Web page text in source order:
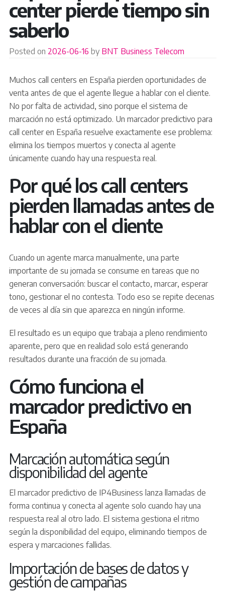
center pierde tiempo sin
saberlo
Posted on 2026-06-16 by BNT Business Telecom
Muchos call centers en España pierden oportunidades de
venta antes de que el agente llegue a hablar con el cliente.
No por falta de actividad, sino porque el sistema de
marcación no está optimizado. Un marcador predictivo para
call center en España resuelve exactamente ese problema:
elimina los tiempos muertos y conecta al agente
únicamente cuando hay una respuesta real.
Por qué los call centers
pierden llamadas antes de
hablar con el cliente
Cuando un agente marca manualmente, una parte
importante de su jornada se consume en tareas que no
generan conversación: buscar el contacto, marcar, esperar
tono, gestionar el no contesta. Todo eso se repite decenas
de veces al día sin que aparezca en ningún informe.
El resultado es un equipo que trabaja a pleno rendimiento
aparente, pero que en realidad solo está generando
resultados durante una fracción de su jornada.
Cómo funciona el
marcador predictivo en
España
Marcación automática según
disponibilidad del agente
El marcador predictivo de IP4Business lanza llamadas de
forma continua y conecta al agente solo cuando hay una
respuesta real al otro lado. El sistema gestiona el ritmo
según la disponibilidad del equipo, eliminando tiempos de
espera y marcaciones fallidas.
Importación de bases de datos y
gestión de campañas